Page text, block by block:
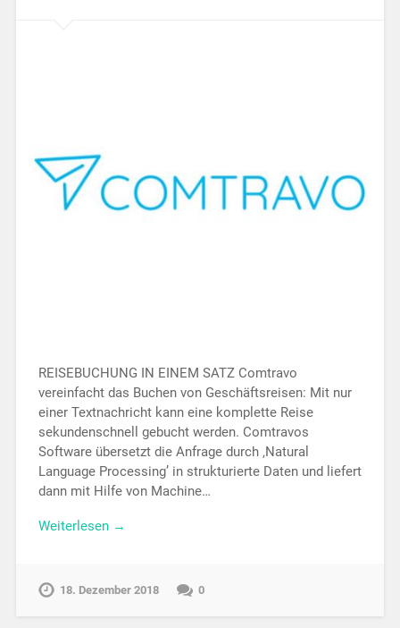
REISEBUCHUNG IN EINEM SATZ Comtravo
vereinfacht das Buchen von Geschäftsreisen: Mit nur
einer Textnachricht kann eine komplette Reise
sekundenschnell gebucht werden. Comtravos
Software übersetzt die Anfrage durch ‚Natural
Language Processing’ in strukturierte Daten und liefert
dann mit Hilfe von Machine…
Weiterlesen →
18. Dezember 2018 0